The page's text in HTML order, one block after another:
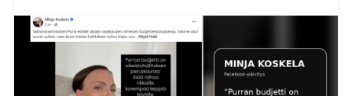
työllisyyden hoitoon sekä palkkatukien palauttamista.
Työttömien Keskusjärjestö kritisoi voimakkaasti
valtiovarainministeriön vuoden 2027
budjettiehdotusta. Järjestön mukaan hallituksen
tavoite 100 000 työllisen lisäyksestä on ristiriidassa